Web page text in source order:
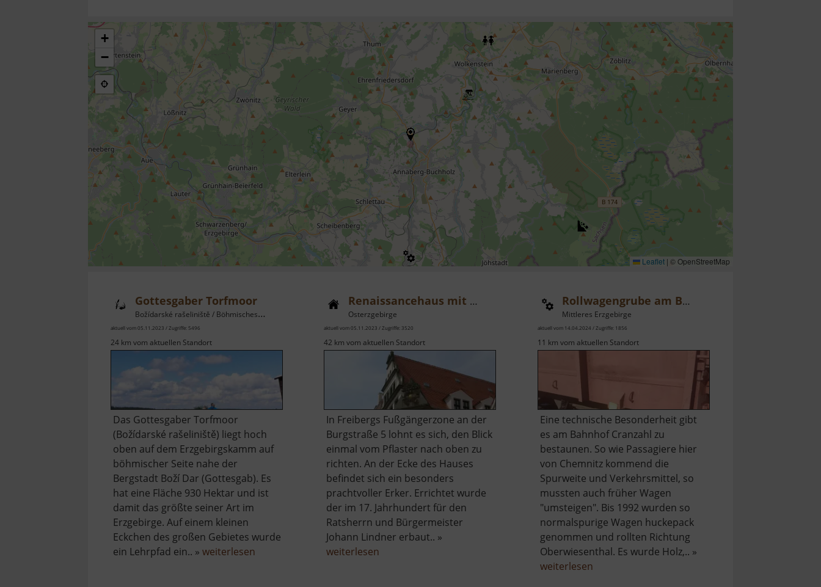
+
−
Leaflet | © OpenStreetMap
Gottesgaber Torfmoor
Božídarské rašeliniště / Böhmisches Erzgebirge
aktuell vom 05.11.2023 / Zugriffe: 5496
24 km vom aktuellen Standort
Das Gottesgaber Torfmoor
(Božídarské rašeliniště) liegt hoch
oben auf dem Erzgebirgskamm auf
böhmischer Seite nahe der
Bergstadt Boží Dar (Gottesgab). Es
hat eine Fläche 930 Hektar und ist
damit das größte seiner Art im
Erzgebirge. Auf einem kleinen
Eckchen des großen Gebietes wurde
ein Lehrpfad ein.. » weiterlesen
Renaissancehaus mit Erker
Osterzgebirge
aktuell vom 05.11.2023 / Zugriffe: 3520
42 km vom aktuellen Standort
In Freibergs Fußgängerzone an der
Burgstraße 5 lohnt es sich, den Blick
einmal vom Pflaster nach oben zu
richten. An der Ecke des Hauses
befindet sich ein besonders
prachtvoller Erker. Errichtet wurde
der im 17. Jahrhundert für den
Ratsherrn und Bürgermeister
Johann Lindner erbaut.. »
weiterlesen
Rollwagengrube am Bahnhof Cranzahl
Mittleres Erzgebirge
aktuell vom 14.04.2024 / Zugriffe: 1856
11 km vom aktuellen Standort
Eine technische Besonderheit gibt
es am Bahnhof Cranzahl zu
bestaunen. So wie Passagiere hier
von Chemnitz kommend die
Spurweite und Verkehrsmittel, so
mussten auch früher Wagen
"umsteigen". Bis 1992 wurden so
normalspurige Wagen huckepack
genommen und rollten Richtung
Oberwiesenthal. Es wurde Holz,.. »
weiterlesenüber